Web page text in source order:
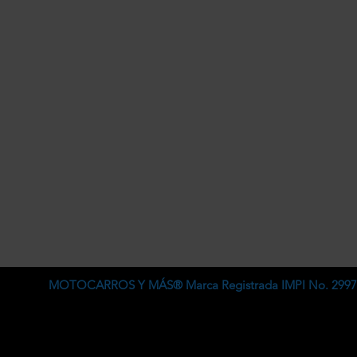
MOTOCARROS Y MÁS® Marca Registrada IMPI No.